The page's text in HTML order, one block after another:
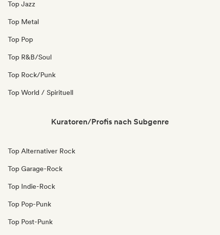
Top Jazz
Top Metal
Top Pop
Top R&B/Soul
Top Rock/Punk
Top World / Spirituell
Kuratoren/Profis nach Subgenre
Top Alternativer Rock
Top Garage-Rock
Top Indie-Rock
Top Pop-Punk
Top Post-Punk